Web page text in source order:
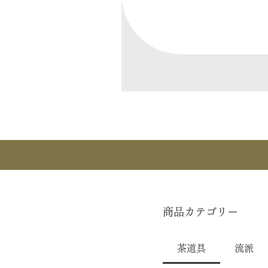
商品カテゴリー
茶道具 流派